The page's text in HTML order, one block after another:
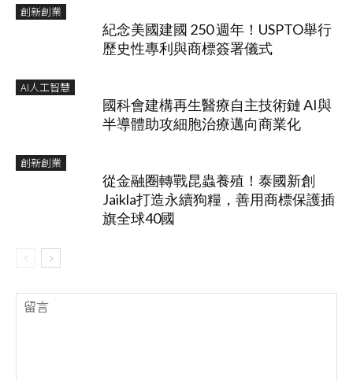
創新創業
紀念美國建國 250 週年！USPTO舉行
歷史性專利與商標簽署儀式
AI人工智慧
國科會建構再生醫療自主技術鏈 AI與
半導體助攻細胞治療邁向商業化
創新創業
從金融圈轉戰昆蟲養殖！泰國新創
Jaikla打造永續狗糧，善用商標保護插
旗全球40國